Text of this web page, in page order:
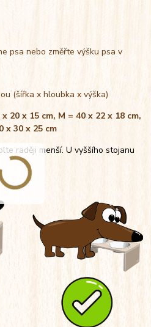
psa nebo změřte výšku psa v
(šířka x hloubka x výška)
20 x 15 cm, M = 40 x 22 x 18 cm,
x 30 x 25 cm
raději menší. U vyššího stojanu